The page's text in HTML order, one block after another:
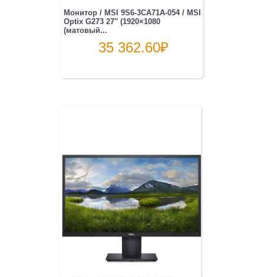
Монитор / MSI 9S6-3CA71A-054 / MSI
Optix G273 27″ (1920×1080
(матовый...
35 362.60₽